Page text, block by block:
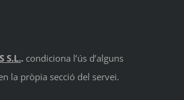
S.L.. condiciona l’ús d’alguns
la pròpia secció del servei.